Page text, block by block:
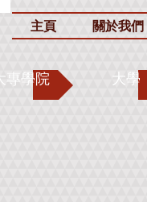
主頁 關於我們
專學院 大學